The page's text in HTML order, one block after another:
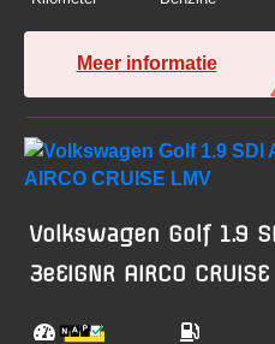
Meer informatie
Volkswagen Golf 1.9
3eEIGNR AIRCO